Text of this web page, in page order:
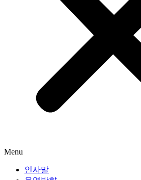
Menu
인사말